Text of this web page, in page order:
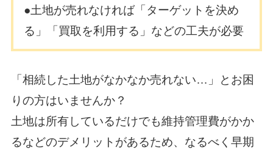
●土地が売れなければ「ターゲットを決め
る」「買取を利用する」などの工夫が必要
「相続した土地がなかなか売れない…」とお困
りの方はいませんか？
土地は所有しているだけでも維持管理費がかか
るなどのデメリットがあるため、なるべく早期